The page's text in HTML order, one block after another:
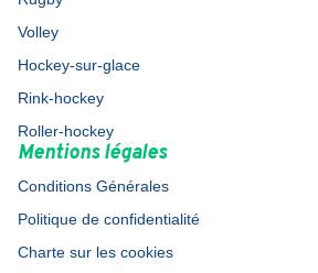
Volley
Hockey-sur-glace
Rink-hockey
Roller-hockey
Mentions légales
Conditions Générales
Politique de confidentialité
Charte sur les cookies